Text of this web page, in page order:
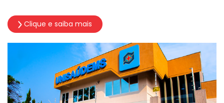
Clique e saiba mais